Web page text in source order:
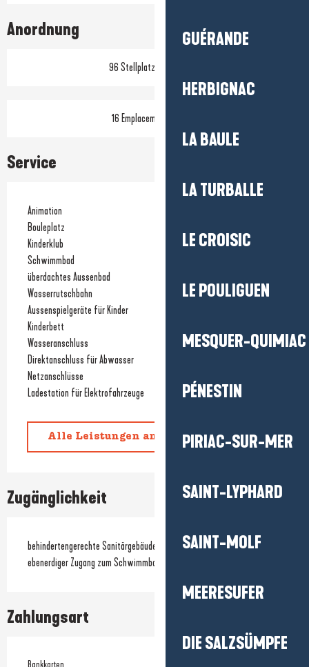
GUÉRANDE
HERBIGNAC
LA BAULE
LA TURBALLE
LE CROISIC
LE POULIGUEN
MESQUER-QUIMIAC
PÉNESTIN
PIRIAC-SUR-MER
SAINT-LYPHARD
SAINT-MOLF
MEERESUFER
DIE SALZSÜMPFE
Anordnung
96 Stellplatz(e) zur Miete
16 Emplacement(s) nu(s)
Service
Animation
Bouleplatz
Kinderklub
Schwimmbad
überdachtes Aussenbad
Wasserrutschbahn
Aussenspielgeräte für Kinder
Kinderbett
Wasseranschluss
Direktanschluss für Abwasser
Netzanschlüsse
Ladestation für Elektrofahrzeuge
Alle Leistungen anzeigen
Zugänglichkeit
behindertengerechte Sanitärgebäude
ebenerdiger Zugang zum Schwimmbad
Zahlungsart
Bankkarten